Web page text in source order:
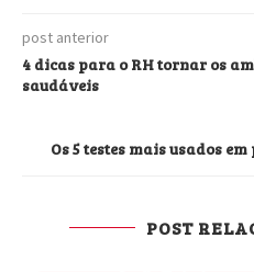
post anterior
4 dicas para o RH tornar os
saudáveis
Os 5 testes mais usados
POST